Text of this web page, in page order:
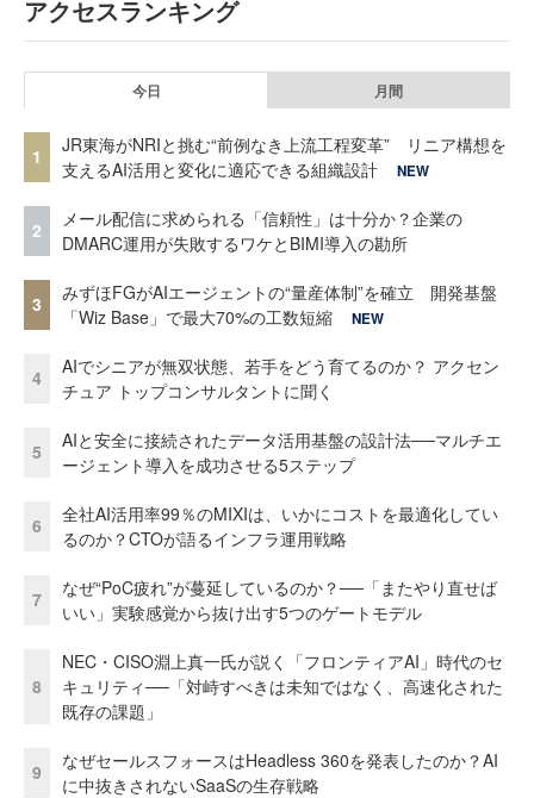
アクセスランキング
今日 月間
1
JR東海がNRIと挑む“前例なき上流工程変革” リニア構想を
支えるAI活用と変化に適応できる組織設計
NEW
2
メール配信に求められる「信頼性」は十分か？企業の
DMARC運用が失敗するワケとBIMI導入の勘所
3
みずほFGがAIエージェントの“量産体制”を確立 開発基盤
「Wiz Base」で最大70%の工数短縮
NEW
4
AIでシニアが無双状態、若手をどう育てるのか？ アクセン
チュア トップコンサルタントに聞く
5
AIと安全に接続されたデータ活用基盤の設計法──マルチエ
ージェント導入を成功させる5ステップ
6
全社AI活用率99％のMIXIは、いかにコストを最適化してい
るのか？CTOが語るインフラ運用戦略
7
なぜ“PoC疲れ”が蔓延しているのか？──「またやり直せば
いい」実験感覚から抜け出す5つのゲートモデル
8
NEC・CISO淵上真一氏が説く「フロンティアAI」時代のセ
キュリティ──「対峙すべきは未知ではなく、高速化された
既存の課題」
9
なぜセールスフォースはHeadless 360を発表したのか？AI
に中抜きされないSaaSの生存戦略